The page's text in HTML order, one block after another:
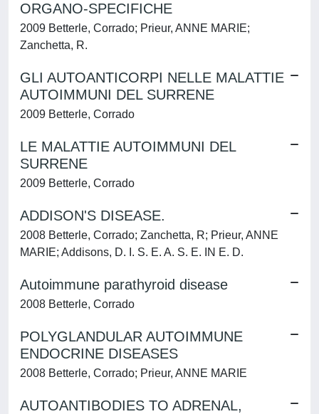
ORGANO-SPECIFICHE
2009 Betterle, Corrado; Prieur, ANNE MARIE;
Zanchetta, R.
GLI AUTOANTICORPI NELLE MALATTIE
AUTOIMMUNI DEL SURRENE
2009 Betterle, Corrado
LE MALATTIE AUTOIMMUNI DEL
SURRENE
2009 Betterle, Corrado
ADDISON'S DISEASE.
2008 Betterle, Corrado; Zanchetta, R; Prieur, ANNE
MARIE; Addisons, D. I. S. E. A. S. E. IN E. D.
Autoimmune parathyroid disease
2008 Betterle, Corrado
POLYGLANDULAR AUTOIMMUNE
ENDOCRINE DISEASES
2008 Betterle, Corrado; Prieur, ANNE MARIE
AUTOANTIBODIES TO ADRENAL,